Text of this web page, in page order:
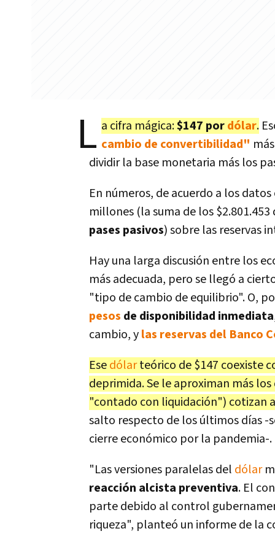
L a cifra mágica:$147 pordólar.
cambio de convertibilidad"
dividir la base monetaria más los
En números, de acuerdo a los
millones (la suma de los
pases pasivos) sobre las reservas
Hay una larga discusión entre los
más adecuada, pero se llegó a
"tipo de cambio de equilibrio". O,
pesos de disponibilidad inmediata
cambio, ylas reservas del Banco
Esedólarteórico de $147 coexiste
deprimida. Se le aproximan más
"contado con liquidación") cotizan
salto respecto de los últimos días -
cierre económico por la pandemia-.
"Las versiones paralelas del dólar
reacción alcista preventiva. El
parte debido al control
riqueza", planteó un informe de la